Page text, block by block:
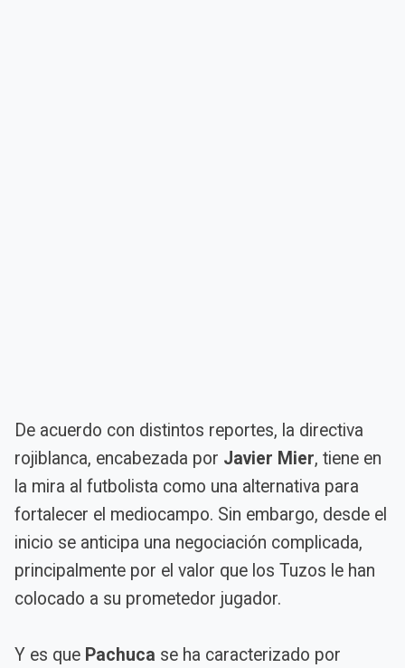
De acuerdo con distintos reportes, la directiva
rojiblanca, encabezada por Javier Mier, tiene en
la mira al futbolista como una alternativa para
fortalecer el mediocampo. Sin embargo, desde el
inicio se anticipa una negociación complicada,
principalmente por el valor que los Tuzos le han
colocado a su prometedor jugador.
Y es que Pachuca se ha caracterizado por